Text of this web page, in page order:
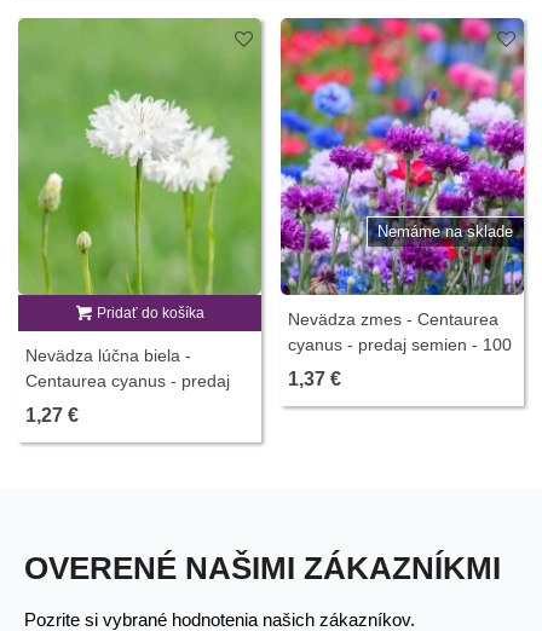
Pridať do košíka
Nevädza lúčna biela -
Centaurea cyanus - predaj
semien - 45 ks
1,27 €
Nemáme na sklade
Nevädza zmes - Centaurea
cyanus - predaj semien - 100
ks
1,37 €
OVERENÉ NAŠIMI ZÁKAZNÍKMI
Pozrite si vybrané hodnotenia našich zákazníkov.